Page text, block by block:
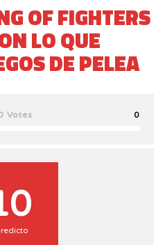
OF FIGHTERS
LO QUE
DE PELEA
Votes 0